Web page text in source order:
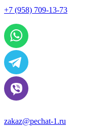
+7 (958) 709-13-73
zakaz@pechat-1.ru